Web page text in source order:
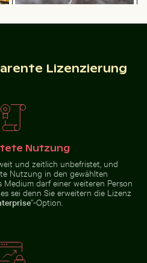
Gefrorener Ast mit kunstvollen
Golfwagen in Holbox
in Holbox
städtischer
Lizenzierung
Nutzung
und zeitlich unbefristet, und
Nutzung in den gewählten
Medium darf einer weiteren Person
sei denn Sie erweitern die Lizenz
”-Option.